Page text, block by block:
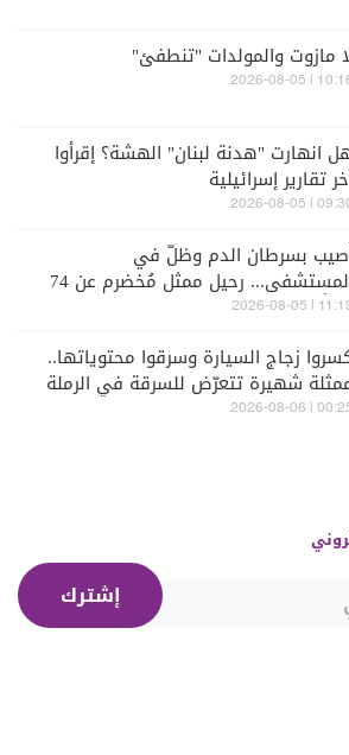
مازوت والمولدات "تنطفئ"
10:16 | 2026-
انهارت "هدنة لبنان" الهشة؟ إقرأوا
تقارير إسرائيلية
09:30 | 2026-
بسرطان الدم وظلّ في
المستشفى... رحيل ممثل مُخضرم عن 74
11:19 | 2026-
زجاج السيارة وسرقوا محتوياتها..
شهيرة تتعرّض للسرقة في الرملة
(فيديو) 00:25 | 2026-
إشترك